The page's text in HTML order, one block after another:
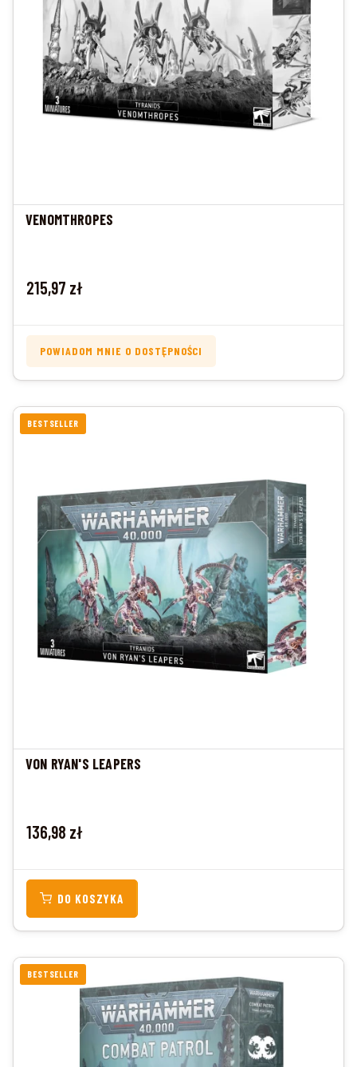
VENOMTHROPES
Cena
215,97 zł
POWIADOM MNIE O DOSTĘPNOŚCI
BESTSELLER
VON RYAN'S LEAPERS
Cena
136,98 zł
DO KOSZYKA
BESTSELLER